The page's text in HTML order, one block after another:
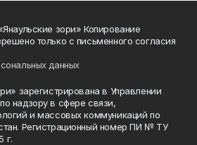
зори» Копирование
только с письменного согласия
данных
зарегистрирована в Управлении
надзору в сфере связи,
и массовых коммуникаций по
Регистрационный номер ПИ № ТУ
г.